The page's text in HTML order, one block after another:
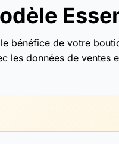
bénéfice de votre
les données de ventes